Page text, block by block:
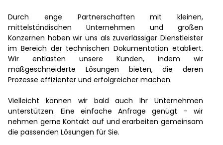
Durch enge Partnerschaften mit kleinen,
mittelständischen Unternehmen und großen
Konzernen haben wir uns als zuverlässiger Dienstleister
im Bereich der technischen Dokumentation etabliert.
Wir entlasten unsere Kunden, indem wir
maßgeschneiderte Lösungen bieten, die deren
Prozesse effizienter und erfolgreicher machen.
Vielleicht können wir bald auch Ihr Unternehmen
unterstützen. Eine einfache Anfrage genügt – wir
nehmen gerne Kontakt auf und erarbeiten gemeinsam
die passenden Lösungen für Sie.